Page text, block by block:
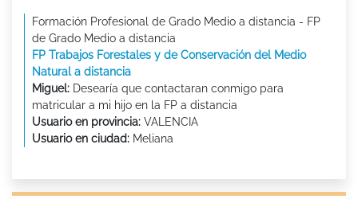
Formación Profesional de Grado Medio a distancia - FP
de Grado Medio a distancia
FP Trabajos Forestales y de Conservación del Medio
Natural a distancia
Miguel: Desearía que contactaran conmigo para
matricular a mi hijo en la FP a distancia
Usuario en provincia: VALENCIA
Usuario en ciudad: Meliana